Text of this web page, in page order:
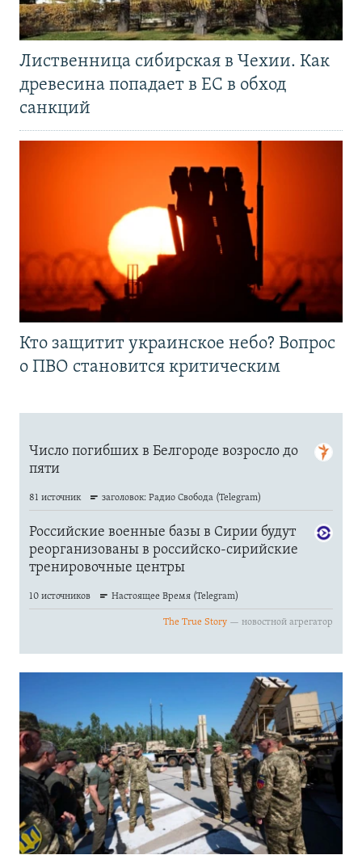
Лиственница сибирская в Чехии. Как
древесина попадает в ЕС в обход
санкций
Кто защитит украинское небо? Вопрос
о ПВО становится критическим